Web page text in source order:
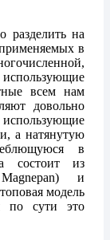
разделить на
в
использующие
всем нам
довольно
а натянутую
в
состоит из
и
модель
по сути это